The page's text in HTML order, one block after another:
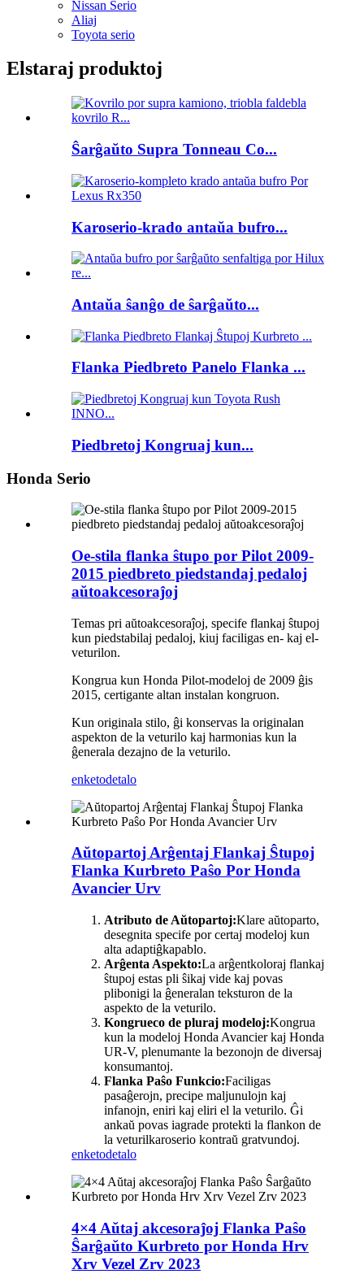
Nissan Serio
Aliaj
Toyota serio
Elstaraj produktoj
Ŝarĝaŭto Supra Tonneau Co...
Karoserio-krado antaŭa bufro...
Antaŭa ŝanĝo de ŝarĝaŭto...
Flanka Piedbreto Panelo Flanka ...
Piedbretoj Kongruaj kun...
Honda Serio
Oe-stila flanka ŝtupo por Pilot 2009-
2015 piedbreto piedstandaj pedaloj
aŭtoakcesoraĵoj
Temas pri aŭtoakcesoraĵoj, specife flankaj ŝtupoj
kun piedstabilaj pedaloj, kiuj faciligas en- kaj el-
veturilon.
Kongrua kun Honda Pilot-modeloj de 2009 ĝis
2015, certigante altan instalan kongruon.
Kun originala stilo, ĝi konservas la originalan
aspekton de la veturilo kaj harmonias kun la
ĝenerala dezajno de la veturilo.
enketodetalo
Aŭtopartoj Arĝentaj Flankaj Ŝtupoj
Flanka Kurbreto Paŝo Por Honda
Avancier Urv
Atributo de Aŭtopartoj:Klare aŭtoparto,
desegnita specife por certaj modeloj kun
alta adaptiĝkapablo.
Arĝenta Aspekto:La arĝentkoloraj flankaj
ŝtupoj estas pli ŝikaj vide kaj povas
plibonigi la ĝeneralan teksturon de la
aspekto de la veturilo.
Kongrueco de pluraj modeloj:Kongrua
kun la modeloj Honda Avancier kaj Honda
UR-V, plenumante la bezonojn de diversaj
konsumantoj.
Flanka Paŝo Funkcio:Faciligas
pasaĝerojn, precipe maljunulojn kaj
infanojn, eniri kaj eliri el la veturilo. Ĝi
ankaŭ povas iagrade protekti la flankon de
la veturilkaroserio kontraŭ gratvundoj.
enketodetalo
4×4 Aŭtaj ​​akcesoraĵoj Flanka Paŝo
Ŝarĝaŭto Kurbreto por Honda Hrv
Xrv Vezel Zrv 2023